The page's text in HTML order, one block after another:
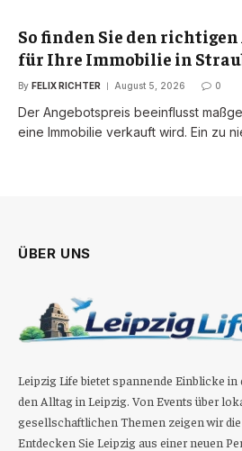
So finden Sie den
für Ihre Immobilie in
By FELIX RICHTER August 5, 2026 0
Der Angebotspreis beeinflusst
eine Immobilie verkauft wird. Ein zu
ÜBER UNS
Leipzig Life bietet spannende Einblicke in
den Alltag in Leipzig. Von Events über
gesellschaftlichen Themen zeigen wir
Entdecken Sie Leipzig aus einer neuen